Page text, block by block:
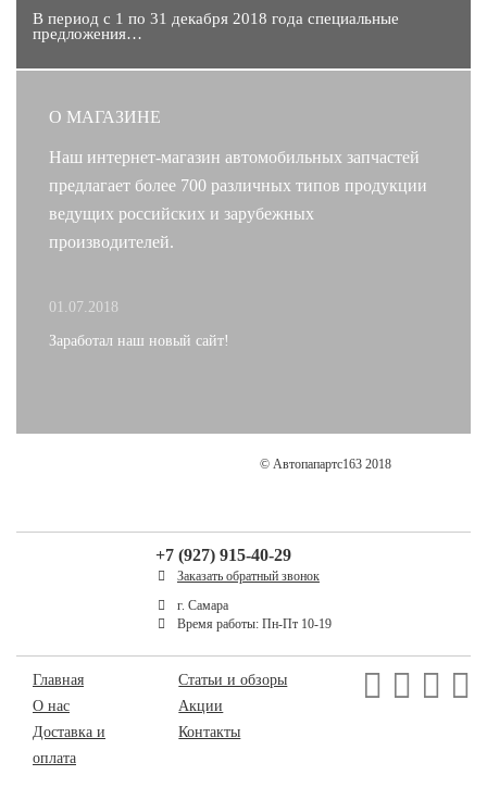
В период с 1 по 31 декабря 2018 года специальные
предложения…
О МАГАЗИНЕ
Наш интернет-магазин автомобильных запчастей
предлагает более 700 различных типов продукции
ведущих российских и зарубежных
производителей.
01.07.2018
Заработал наш новый сайт!
© Автопапартс163 2018
+7 (927) 915-40-29
Заказать обратный звонок
г. Самара
Время работы: Пн-Пт 10-19
Главная
О нас
Доставка и
оплата
Статьи и обзоры
Акции
Контакты